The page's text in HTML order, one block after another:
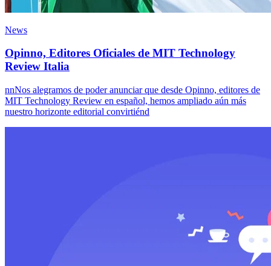
News
Opinno, Editores Oficiales de MIT Technology
Review Italia
nnNos alegramos de poder anunciar que desde Opinno, editores de
MIT Technology Review en español, hemos ampliado aún más
nuestro horizonte editorial convirtiénd